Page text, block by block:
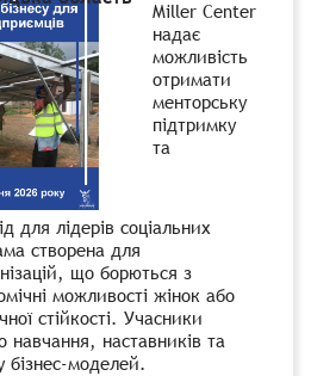
Miller Center
надає
можливість
отримати
менторську
підтримку
та
для лідерів соціальних
створена для
що борються з
можливості жінок або
стійкості. Учасники
навчання, наставників та
бізнес-моделей.